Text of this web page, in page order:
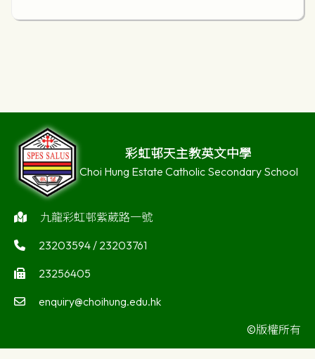
彩虹邨天主教英文中學
Choi Hung Estate Catholic Secondary School
九龍彩虹邨紫葳路一號
23203594 / 23203761
23256405
enquiry@choihung.edu.hk
©版權所有